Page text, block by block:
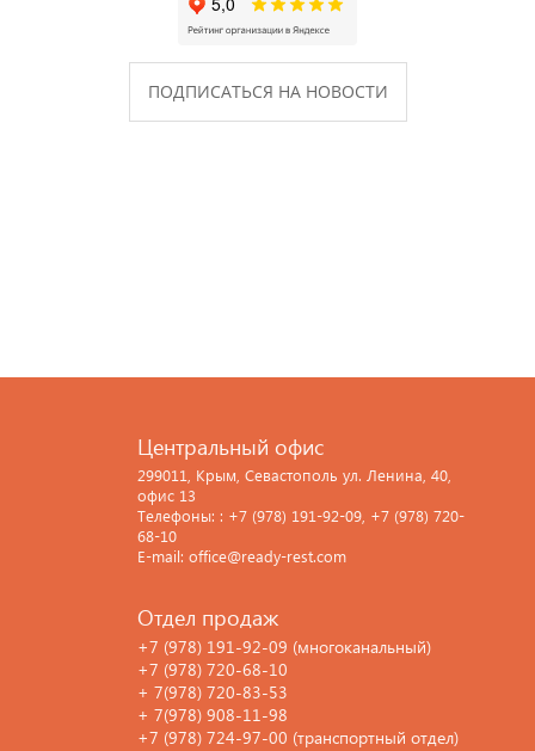
ПОДПИСАТЬСЯ НА НОВОСТИ
Центральный офис
299011, Крым, Севастополь ул. Ленина, 40,
офис 13
Телефоны: : +7 (978) 191-92-09, +7 (978) 720-
68-10
E-mail: office@ready-rest.com
Отдел продаж
+7 (978) 191-92-09 (многоканальный)
+7 (978) 720-68-10
+ 7(978) 720-83-53
+ 7(978) 908-11-98
+7 (978) 724-97-00 (транспортный отдел)